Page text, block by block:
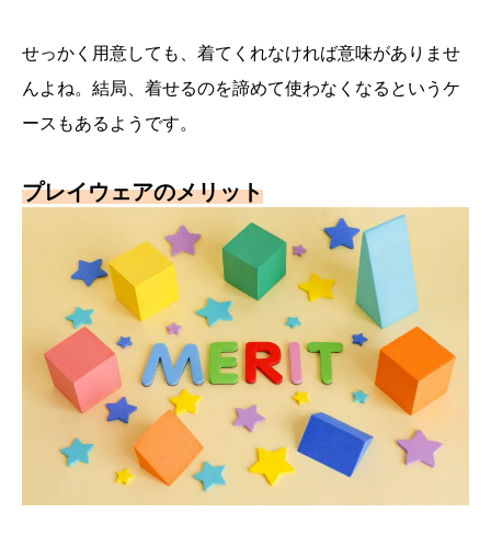
せっかく用意しても、着てくれなければ意味がありませ
んよね。結局、着せるのを諦めて使わなくなるというケ
ースもあるようです。
プレイウェアのメリット